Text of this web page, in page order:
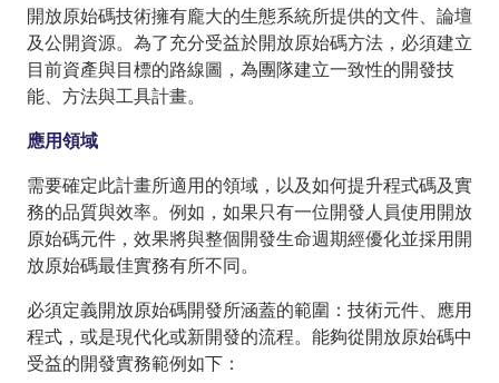
開放原始碼技術擁有龐大的生態系統所提供的文件、論壇
及公開資源。為了充分受益於開放原始碼方法，必須建立
目前資產與目標的路線圖，為團隊建立一致性的開發技
能、方法與工具計畫。
應用領域
需要確定此計畫所適用的領域，以及如何提升程式碼及實
務的品質與效率。例如，如果只有一位開發人員使用開放
原始碼元件，效果將與整個開發生命週期經優化並採用開
放原始碼最佳實務有所不同。
必須定義開放原始碼開發所涵蓋的範圍：技術元件、應用
程式，或是現代化或新開發的流程。能夠從開放原始碼中
受益的開發實務範例如下：